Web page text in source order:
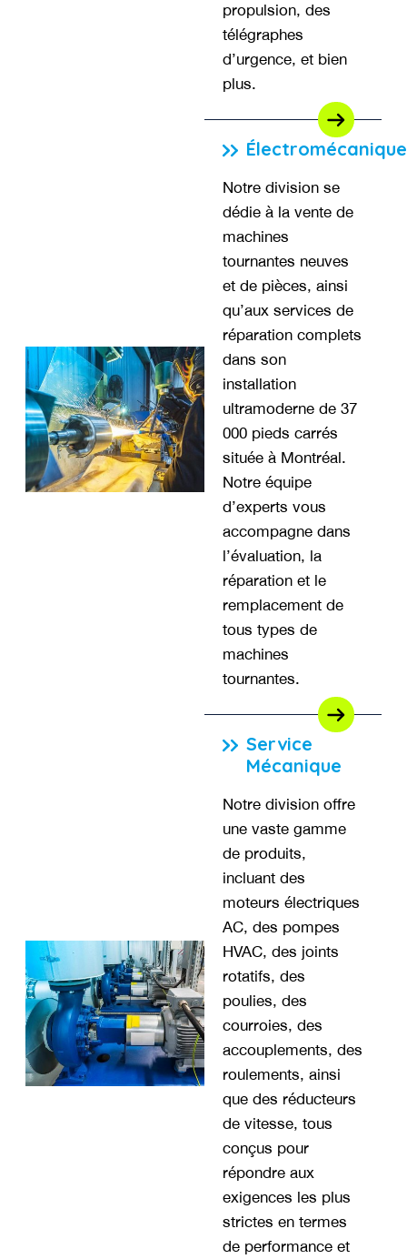
propulsion, des
télégraphes
d’urgence, et bien
plus.
Électromécanique
Notre division se
dédie à la vente de
machines
tournantes neuves
et de pièces, ainsi
qu’aux services de
réparation complets
dans son
installation
ultramoderne de 37
000 pieds carrés
située à Montréal.
Notre équipe
d’experts vous
accompagne dans
l’évaluation, la
réparation et le
remplacement de
tous types de
machines
tournantes.
Service
Mécanique
Notre division offre
une vaste gamme
de produits,
incluant des
moteurs électriques
AC, des pompes
HVAC, des joints
rotatifs, des
poulies, des
courroies, des
accouplements, des
roulements, ainsi
que des réducteurs
de vitesse, tous
conçus pour
répondre aux
exigences les plus
strictes en termes
de performance et